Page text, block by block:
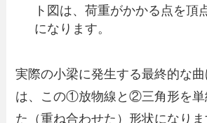
ト図は、荷重がかかる点を頂
になります。
実際の小梁に発生する最終的な曲
は、この①放物線と②三角形を単
た（重ね合わせた）形状になりま